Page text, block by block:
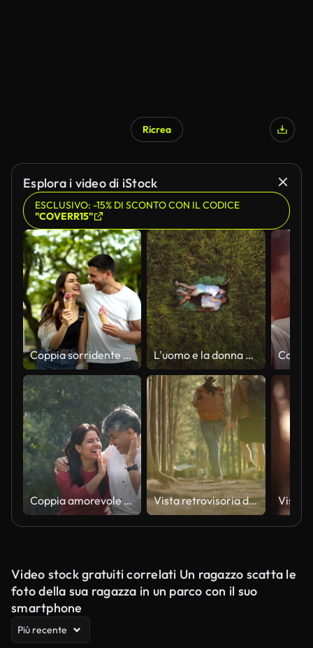
Ricrea
Esplora i video di iStock
ESCLUSIVO: -15% DI SCONTO CON IL CODICE
"COVERR15"
Coppia sorridente che mangia gelato L'uomo e la donna attraenti sdraiati sull'erba verde
Coppia amorevole al parco Vista retrovisoria di una giovane coppia che trascorre del tempo insieme facendo escursioni su un tranquillo sentiero nel bosco.
Video stock gratuiti correlati Un ragazzo scatta le
foto della sua ragazza in un parco con il suo
smartphone
Più recente